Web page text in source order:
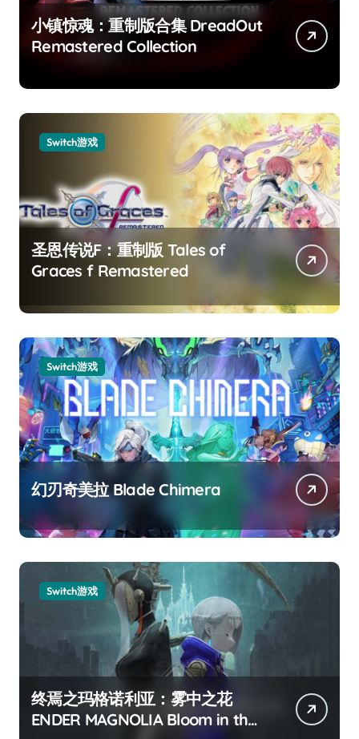
小镇惊魂：重制版合集 DreadOut
Remastered Collection
Switch游戏
圣恩传说F：重制版 Tales of
Graces f Remastered
Switch游戏
幻刃奇美拉 Blade Chimera
Switch游戏
终焉之玛格诺利亚：雾中之花
ENDER MAGNOLIA Bloom in the